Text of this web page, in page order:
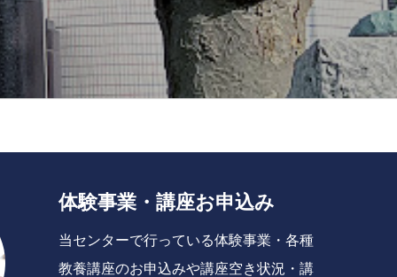
体験事業・講座お申込み
当センターで行っている体験事業・各種
教養講座のお申込みや講座空き状況・講